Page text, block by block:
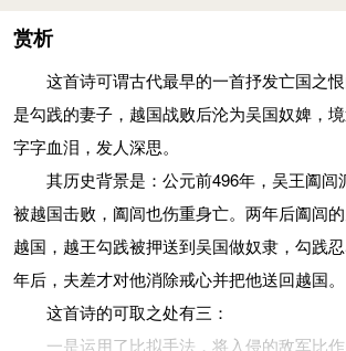
离我国兮去吴。妻衣褐兮为婢。
为什么让我背离祖国远去吴国，我穿着粗布
夫去冕兮为奴。岁遥遥兮难极。
丈夫被摘去王冠沦为奴仆，苦难的岁月何时才
冤悲痛兮心恻。肠千结兮服膺。
国耻冤仇的悲痛时刻压在心头，就好象咽下
于乎哀兮忘食。愿我身兮如鸟。
心里装满悲哀哪里吃得下饭食？我多想变成一
身翱翔兮矫翼。去我国兮心摇。
起先是夫君不知为何一去不复返，最终又强迫
参考资料：
1、百度百科.鸟鹊歌
赏析
这首诗可谓古代最早的一首抒发亡国之恨
是勾践的妻子，越国战败后沦为吴国奴婢，
字字血泪，发人深思。
其历史背景是：公元前496年，吴王阖闾
被越国击败，阖闾也伤重身亡。两年后阖闾
越国，越王勾践被押送到吴国做奴隶，勾践
年后，夫差才对他消除戒心并把他送回越国。
这首诗的可取之处有三：
一是运用了比拟手法，将入侵的敌军比作